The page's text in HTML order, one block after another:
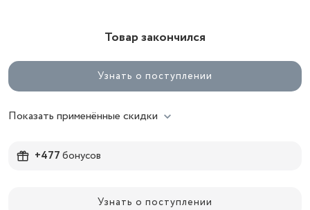
Товар закончился
Узнать о поступлении
Показать применённые скидки
+477бонусов
Узнать о поступлении